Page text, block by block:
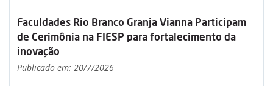
Faculdades Rio Branco Granja Vianna Participam
de Cerimônia na FIESP para fortalecimento da
inovação
Publicado em: 20/7/2026